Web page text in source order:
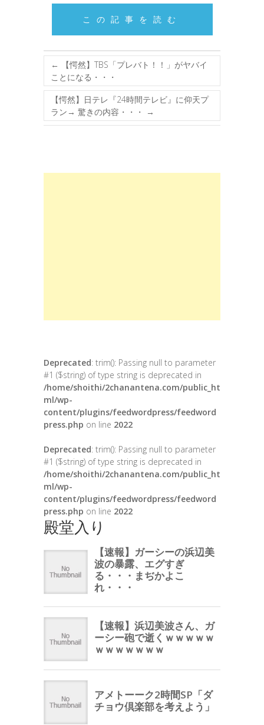
この記事を読む
←
【愕然】TBS「プレバト！！」がヤバイ
ことになる・・・
【愕然】日テレ『24時間テレビ』に仰天プ
ラン→ 驚きの内容・・・
→
Deprecated: trim(): Passing null to parameter
#1 ($string) of type string is deprecated in
/home/shoithi/2chanantena.com/public_ht
ml/wp-
content/plugins/feedwordpress/feedword
press.php on line 2022
Deprecated: trim(): Passing null to parameter
#1 ($string) of type string is deprecated in
/home/shoithi/2chanantena.com/public_ht
ml/wp-
content/plugins/feedwordpress/feedword
press.php on line 2022
殿堂入り